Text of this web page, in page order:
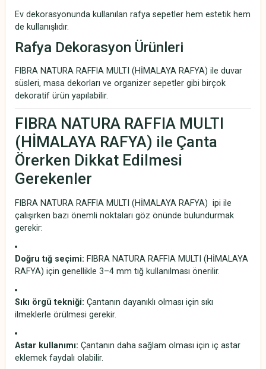
Ev dekorasyonunda kullanılan rafya sepetler hem estetik hem
de kullanışlıdır.
Rafya Dekorasyon Ürünleri
FIBRA NATURA RAFFIA MULTI (HİMALAYA RAFYA) ile duvar
süsleri, masa dekorları ve organizer sepetler gibi birçok
dekoratif ürün yapılabilir.
FIBRA NATURA RAFFIA MULTI
(HİMALAYA RAFYA) ile Çanta
Örerken Dikkat Edilmesi
Gerekenler
FIBRA NATURA RAFFIA MULTI (HİMALAYA RAFYA) ipi ile
çalışırken bazı önemli noktaları göz önünde bulundurmak
gerekir:
Doğru tığ seçimi: FIBRA NATURA RAFFIA MULTI (HİMALAYA
RAFYA) için genellikle 3–4 mm tığ kullanılması önerilir.
Sıkı örgü tekniği: Çantanın dayanıklı olması için sıkı
ilmeklerle örülmesi gerekir.
Astar kullanımı: Çantanın daha sağlam olması için iç astar
eklemek faydalı olabilir.